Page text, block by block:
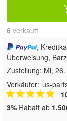
6 verkauft
,
Überweisung,
Zustellung: Mi,
Verkäufer: us-
3% Rabatt ab